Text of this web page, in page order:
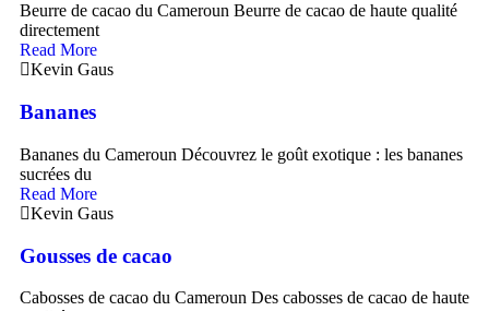
Beurre de cacao du Cameroun Beurre de cacao de haute qualité
directement
Read More
Kevin Gaus
Bananes
Bananes du Cameroun Découvrez le goût exotique : les bananes
sucrées du
Read More
Kevin Gaus
Gousses de cacao
Cabosses de cacao du Cameroun Des cabosses de cacao de haute